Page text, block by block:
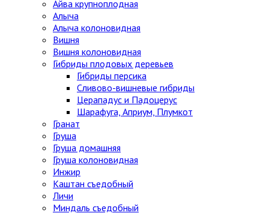
Айва крупноплодная
Алыча
Алыча колоновидная
Вишня
Вишня колоновидная
Гибриды плодовых деревьев
Гибриды персика
Сливово-вишневые гибриды
Церападус и Падоцерус
Шарафуга, Априум, Плумкот
Гранат
Груша
Груша домашняя
Груша колоновидная
Инжир
Каштан съедобный
Личи
Миндаль съедобный